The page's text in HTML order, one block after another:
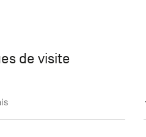
de visite